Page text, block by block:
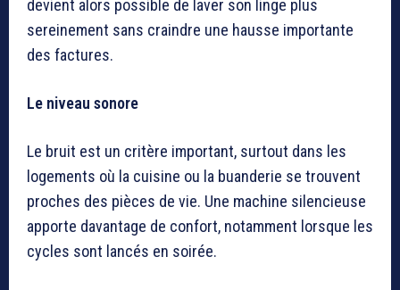
devient alors possible de laver son linge plus
sereinement sans craindre une hausse importante
des factures.
Le niveau sonore
Le bruit est un critère important, surtout dans les
logements où la cuisine ou la buanderie se trouvent
proches des pièces de vie. Une machine silencieuse
apporte davantage de confort, notamment lorsque les
cycles sont lancés en soirée.